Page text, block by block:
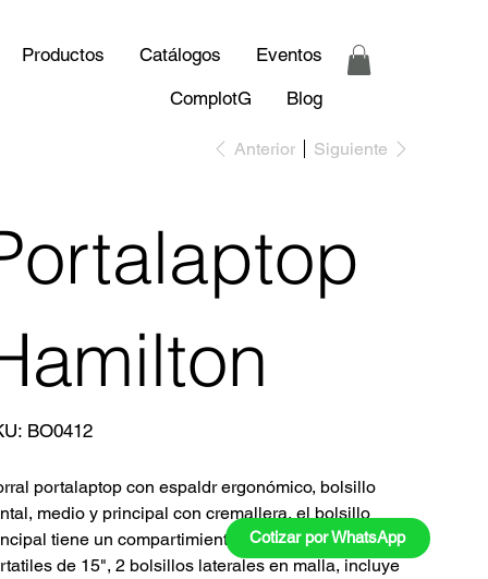
Productos Catálogos
Eventos
ComplotG
Blog
Anterior Siguiente
SKU
BO0412
BO0412
portalaptop con espaldr ergonómico, bolsillo
medio y principal con cremallera, el bolsillo
tiene un compartimiento para dispositivos
de 15", 2 bolsillos laterales en malla, incluye
Cotizar por WhatsApp